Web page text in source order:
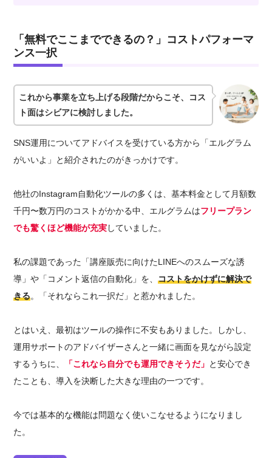
「無料でここまでできるの？」コストパフォーマ
ンス一択
これから事業を立ち上げる段階だからこそ、コス
ト面はシビアに検討しました。
SNS運用についてアドバイスを受けている方から「エルグラム
がいいよ」と紹介されたのがきっかけです。
他社のInstagram自動化ツールの多くは、基本料金として月額数
千円〜数万円のコストがかかる中、エルグラムはフリープラン
でも驚くほど機能が充実していました。
私の課題であった「講座販売に向けたLINEへのスムーズな誘
導」や「コメント返信の自動化」を、コストをかけずに解決で
きる。「それならこれ一択だ」と惹かれました。
とはいえ、最初はツールの操作に不安もありました。しかし、
運用サポートのアドバイザーさんと一緒に画面を見ながら設定
するうちに、
「これなら自分でも運用できそうだ」 と安心でき
たことも、導入を決断した大きな理由の一つです。
今では基本的な機能は問題なく使いこなせるようになりまし
た。